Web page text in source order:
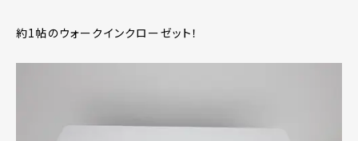
約1帖のウォークインクローゼット！